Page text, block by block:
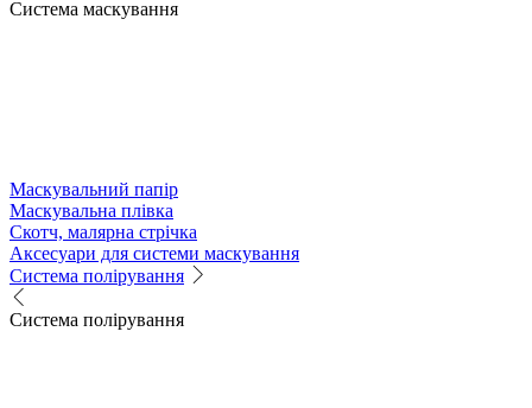
Система маскування
Маскувальний папір
Маскувальна плівка
Скотч, малярна стрічка
Аксесуари для системи маскування
Система полірування
Система полірування